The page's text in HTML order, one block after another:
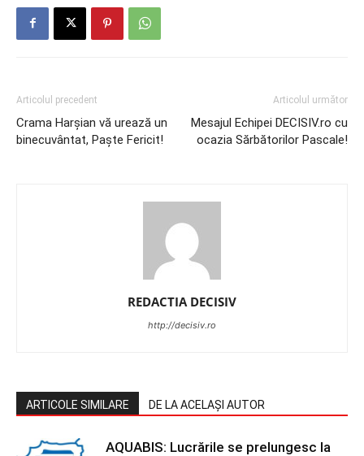
Articolul precedent
Crama Harșian vă urează un
binecuvântat, Paște Fericit!
Articolul următor
Mesajul Echipei DECISIV.ro cu
ocazia Sărbătorilor Pascale!
REDACTIA DECISIV
http://decisiv.ro
ARTICOLE SIMILARE DE LA ACELAȘI AUTOR
AQUABIS: Lucrările se prelungesc la